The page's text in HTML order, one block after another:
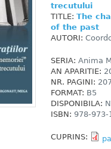
trecutului
TITLE: The
of the past
AUTORI:
SERIA: Anima
AN APARITIE:
NR. PAGINI: 207
FORMAT: B5
DISPONIBILA:
ISBN: 978-973-
CUPRINS: